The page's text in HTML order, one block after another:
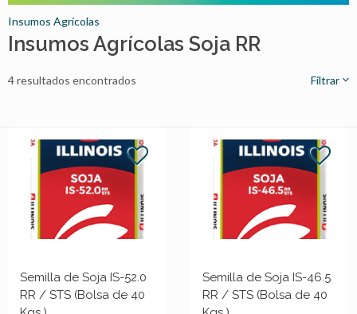
Semilla de Soja IS-52.0
RR / STS (Bolsa de 40
Semilla de Soja IS-46.5
RR / STS (Bolsa de 40
Insumos Agrícolas
Insumos Agrícolas Soja RR
4 resultados encontrados Filtrar